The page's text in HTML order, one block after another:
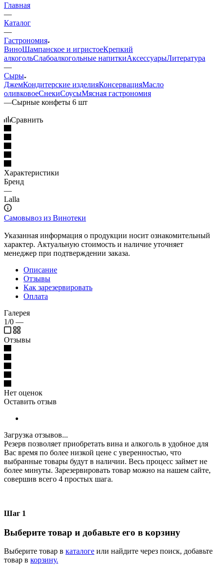
Главная
—
Каталог
—
Гастрономия
ВиноШампанское и игристоеКрепкий
алкогольСлабоалкогольные напиткиАксессуарыЛитература
—
Сыры
ДжемКондитерские изделияКонсервацияМасло
оливковоеСнекиСоусыМясная гастрономия
—Сырные конфеты 6 шт
Сравнить
Характеристики
Бренд
—
Lalla
Самовывоз из Винотеки
Указанная информация о продукции носит ознакомительный
характер. Актуальную стоимость и наличие уточняет
менеджер при подтверждении заказа.
Описание
Отзывы
Как зарезервировать
Оплата
Галерея
1/0 —
Отзывы
Нет оценок
Оставить отзыв
Загрузка отзывов...
Резерв позволяет приобретать вина и алкоголь в удобное для
Вас время по более низкой цене с уверенностью, что
выбранные товары будут в наличии. Весь процесс займет не
более минуты. Зарезервировать товар можно на нашем сайте,
совершив всего 4 простых шага.
Шаг 1
Выберите товар и добавьте его в корзину
Выберите товар в каталоге или найдите через поиск, добавьте
товар в корзину.